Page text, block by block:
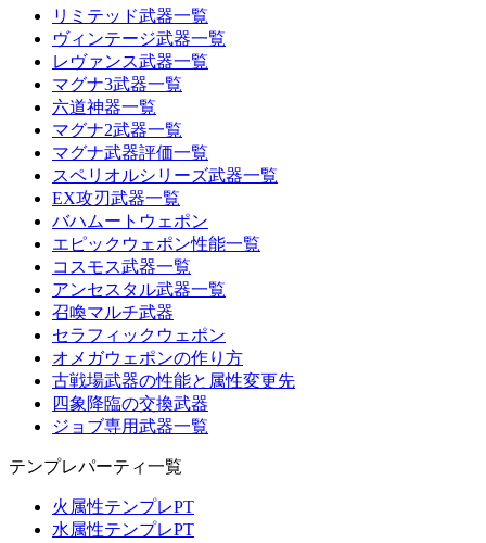
リミテッド武器一覧
ヴィンテージ武器一覧
レヴァンス武器一覧
マグナ3武器一覧
六道神器一覧
マグナ2武器一覧
マグナ武器評価一覧
スペリオルシリーズ武器一覧
EX攻刃武器一覧
バハムートウェポン
エピックウェポン性能一覧
コスモス武器一覧
アンセスタル武器一覧
召喚マルチ武器
セラフィックウェポン
オメガウェポンの作り方
古戦場武器の性能と属性変更先
四象降臨の交換武器
ジョブ専用武器一覧
テンプレパーティ一覧
火属性テンプレPT
水属性テンプレPT